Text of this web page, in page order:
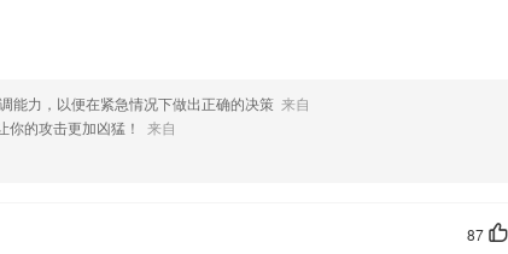
喜欢这款软件，您可以到应用商店进行打分评论，说出您的使用经历，
能力，以便在紧急情况下做出正确的决策 来自
你的攻击更加凶猛！
来自
87